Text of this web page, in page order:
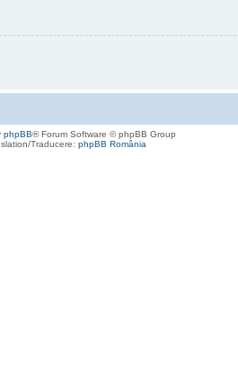
phpBB® Forum Software © phpBB Group
Traducere: phpBB România